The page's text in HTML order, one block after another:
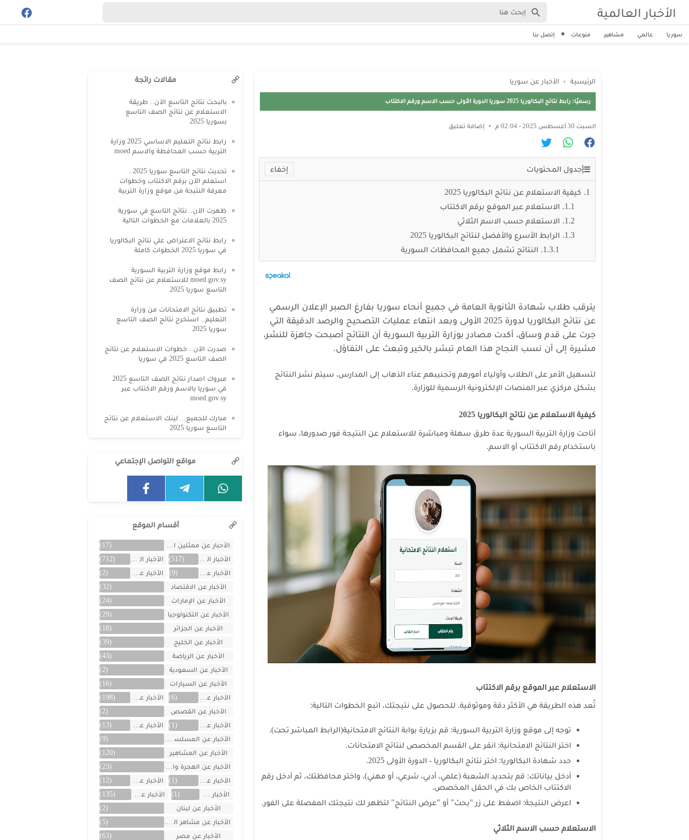
الأخبار العالمية
سوريا عالمي مشاهير منوعات إتصل بنا
الرئيسية › الأخبار عن سوريا
رسميًا: رابط نتائج البكالوريا 2025 سوريا الدورة الأولى حسب الاسم ورقم الاكتتاب
السبت 30 أغسطس 2025 - 02:04 م إضافة تعليق
جدول المحتويات
كيفية الاستعلام عن نتائج البكالوريا 2025
الاستعلام عبر الموقع برقم الاكتتاب
الاستعلام حسب الاسم الثلاثي
الرابط الأسرع والأفضل لنتائج البكالوريا 2025
النتائج تشمل جميع المحافظات السورية
يترقب طلاب شهادة الثانوية العامة في جميع أنحاء سوريا بفارغ الصبر الإعلان الرسمي
عن نتائج البكالوريا لدورة 2025 الأولى وبعد انتهاء عمليات التصحيح والرصد الدقيقة التي
جرت على قدم وساق، أكدت مصادر بوزارة التربية السورية أن النتائج أصبحت جاهزة للنشر،
مشيرة إلى أن نسب النجاح هذا العام تبشر بالخير وتبعث على التفاؤل.
لتسهيل الأمر على الطلاب وأولياء أمورهم وتجنيبهم عناء الذهاب إلى المدارس، سيتم نشر النتائج
بشكل مركزي عبر المنصات الإلكترونية الرسمية للوزارة.
كيفية الاستعلام عن نتائج البكالوريا 2025
أتاحت وزارة التربية السورية عدة طرق سهلة ومباشرة للاستعلام عن النتيجة فور صدورها، سواء
باستخدام رقم الاكتتاب أو الاسم.
الاستعلام عبر الموقع برقم الاكتتاب
تُعد هذه الطريقة هي الأكثر دقة وموثوقية. للحصول على نتيجتك، اتبع الخطوات التالية:
توجه إلى موقع وزارة التربية السورية: قم بزيارة بوابة النتائج الامتحانية(الرابط المباشر تحت).
اختر النتائج الامتحانية: انقر على القسم المخصص لنتائج الامتحانات.
حدد شهادة البكالوريا: اختر نتائج البكالوريا - الدورة الأولى 2025.
أدخل بياناتك: قم بتحديد الشعبة (علمي، أدبي، شرعي، أو مهني)، واختر محافظتك، ثم أدخل رقم
الاكتتاب الخاص بك في الحقل المخصص.
اعرض النتيجة: اضغط على زر "بحث" أو "عرض النتائج" لتظهر لك نتيجتك المفصلة على الفور.
الاستعلام حسب الاسم الثلاثي
مقالات رائجة
بالبحث نتائج التاسع الآن.. طريقة
الاستعلام عن نتائج الصف التاسع
بسوريا 2025
رابط نتائج التعليم الاساسي 2025 وزارة
التربية حسب المحافظة والاسم moed
تحديث نتائج التاسع سوريا 2025..
استعلم الآن برقم الاكتتاب وخطوات
معرفة النتيجة من موقع وزارة التربية
ظهرت الآن.. نتائج التاسع في سورية
2025 بالعلامات مع الخطوات التالية
رابط نتائج الاعتراض علي نتائج البكالوريا
في سوريا 2025 الخطوات كاملة
رابط موقع وزارة التربية السورية
moed.gov.sy للاستعلام عن نتائج الصف
التاسع سوريا 2025
تطبيق نتائج الامتحانات من وزارة
التعليم.. استخرج نتائج الصف التاسع
سوريا 2025
صدرت الآن.. خطوات الاستعلام عن نتائج
الصف التاسع 2025 في سوريا
مبروك اصدار نتائج الصف التاسع 2025
في سوريا بالاسم ورقم الاكتتاب عبر
moed.gov.sy
مبارك للجميع... لينك الاستعلام عن نتائج
التاسع سوريا 2025
مواقع التواصل الإجتماعي
أقسام الموقع
الأحبار عن ممثلين الخليج
(17)
الأخبار العالمية
(517) الأخبار المتنوعة
(712)
الأخبار عن الأردن
(9) الأخبار عن الأفلام
(2)
الأخبار عن الاقتصاد
(32)
الأخبار عن الإمارات
(24)
الأخبار عن التكنولوجيا
(29)
الأخبار عن الجزائر
(18)
الأخبار عن الخليج
(39)
الأخبار عن الرياضة
(43)
الأخبار عن السعودية
(2)
الأخبار عن السيارات
(16)
الأخبار عن العراق
(6) الأخبار عن الفن
(198)
الأخبار عن القصص
(2)
الأخبار عن الكويت
(1) الأخبار عن ألمانيا
(13)
الأخبار عن المسلسلات
(9)
الأخبار عن المشاهير
(120)
الأخبار عن الهجرة والسفر
(23)
الأخبار عن اليمن
(1) الأخبار عن تركية
(12)
الأخبار عن تونس
(1) الأخبار عن سوريا
(135)
الأخبار عن لبنان
(2)
الأخبار عن مشاهر الهند
(5)
الأخبار عن مصر
(63)